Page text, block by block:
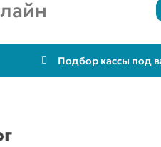
Подбор кассы под